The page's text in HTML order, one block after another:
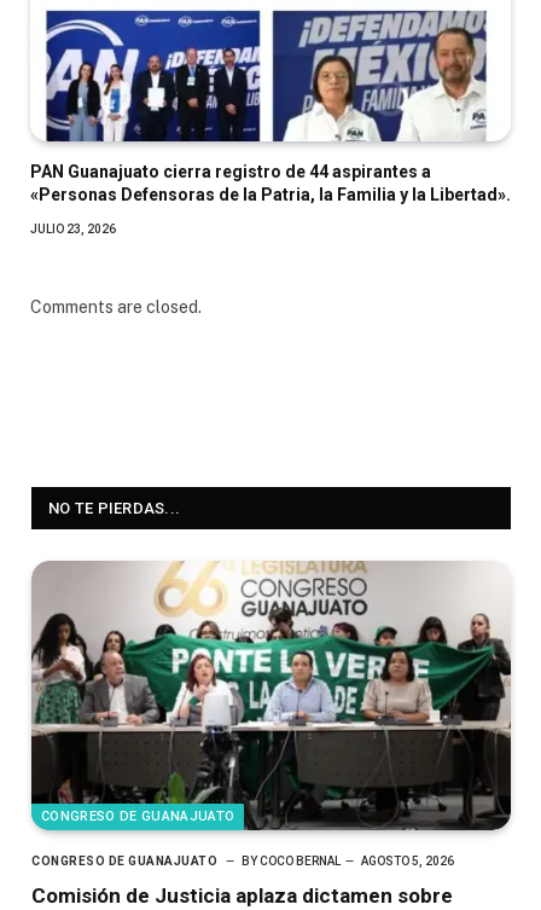
PAN Guanajuato cierra registro de 44 aspirantes a
«Personas Defensoras de la Patria, la Familia y la Libertad».
JULIO 23, 2026
Comments are closed.
NO TE PIERDAS...
CONGRESO DE GUANAJUATO
CONGRESO DE GUANAJUATO BYCOCO BERNAL AGOSTO 5, 2026
Comisión de Justicia aplaza dictamen sobre